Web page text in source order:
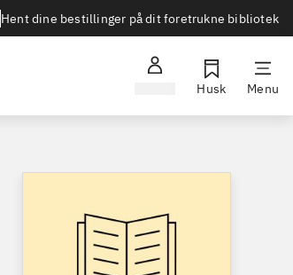
Hent dine bestillinger på dit foretrukne bibliotek
Husk Menu